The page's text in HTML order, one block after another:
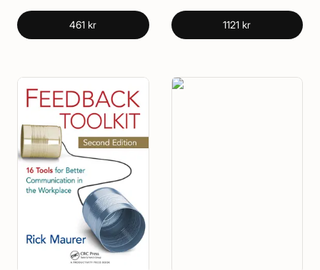
461 kr 1121 kr